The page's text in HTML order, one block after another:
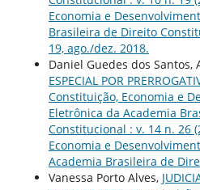
Economia e
Brasileira de Direito
19, ago./dez. 2018.
Daniel Guedes dos Santos,
ESPECIAL POR
Constituição, Economia e
Eletrônica da Academia
Constitucional : v. 14 n. 26
Economia e
Academia Brasileira de
Vanessa Porto Alves,